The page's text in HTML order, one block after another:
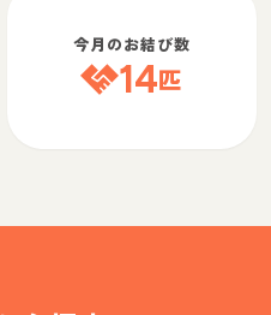
今月のお結び数
14匹